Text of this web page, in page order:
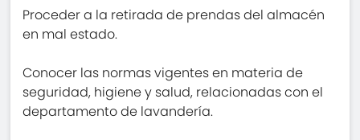
Proceder a la retirada de prendas del almacén
en mal estado.
Conocer las normas vigentes en materia de
seguridad, higiene y salud, relacionadas con el
departamento de lavandería.